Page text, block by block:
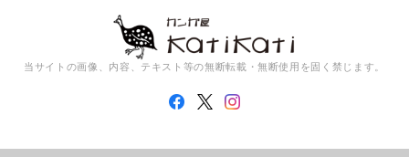
当サイトの画像、内容、テキスト等の無断転載・無断使用を固く禁じます。